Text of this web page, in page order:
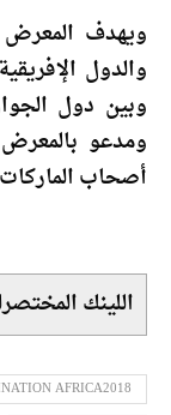
ويهدف
والدول
وبين دول
أصحاب الماركات
اللينك
AFRICA2018